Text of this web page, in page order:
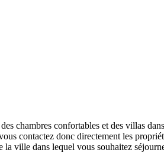
chambres confortables et des villas
contactez donc directement les
ville dans lequel vous souhaitez